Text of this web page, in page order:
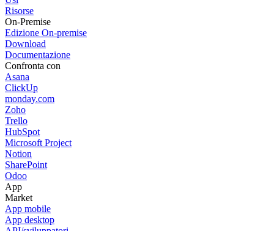
Risorse
On-Premise
Edizione On-premise
Download
Documentazione
Confronta con
Asana
ClickUp
monday.com
Zoho
Trello
HubSpot
Microsoft Project
Notion
SharePoint
Odoo
App
Market
App mobile
App desktop